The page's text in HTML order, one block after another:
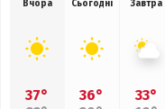
Вчора
37°
Сьогодні
36°
Завтра
33°